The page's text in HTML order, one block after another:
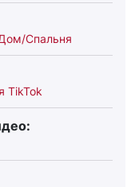
Спальня
TikTok